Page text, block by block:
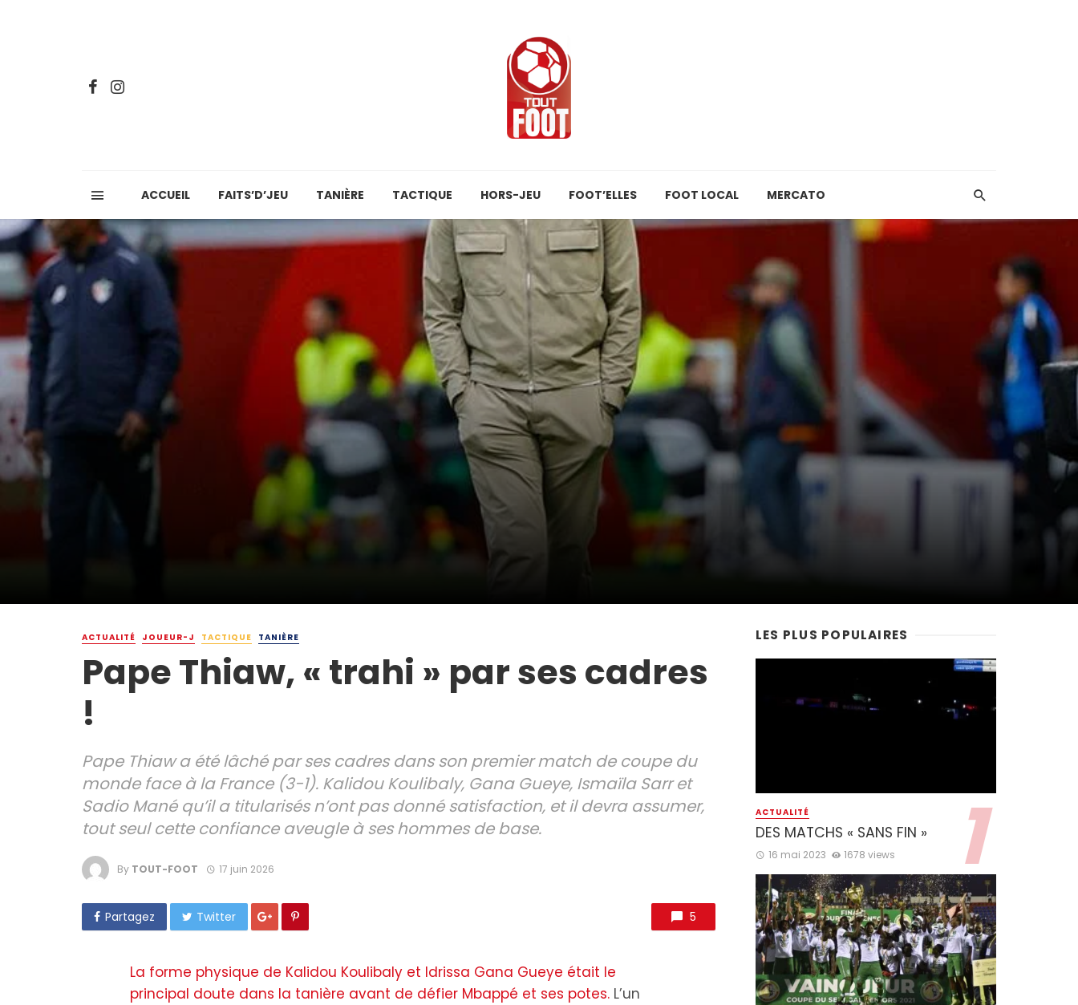
ACCUEIL FAITS’D’JEU TANIÈRE TACTIQUE HORS-JEU FOOT’ELLES FOOT LOCAL MERCATO
ACTUALITÉ JOUEUR-J TACTIQUE TANIÈRE
Pape Thiaw, « trahi » par ses cadres
!
Pape Thiaw a été lâché par ses cadres dans son premier match de coupe du
monde face à la France (3-1). Kalidou Koulibaly, Gana Gueye, Ismaïla Sarr et
Sadio Mané qu’il a titularisés n’ont pas donné satisfaction, et il devra assumer,
tout seul cette confiance aveugle à ses hommes de base.
By TOUT-FOOT 17 juin 2026
Partagez Twitter 5
La forme physique de Kalidou Koulibaly et Idrissa Gana Gueye était le
principal doute dans la tanière avant de défier Mbappé et ses potes. L’un
LES PLUS POPULAIRES
ACTUALITÉ
DES MATCHS « SANS FIN »
16 mai 2023 1678 views